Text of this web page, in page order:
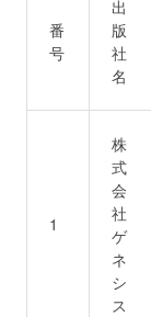
番
号
出
版
社
名
1
株
式
会
社
ゲ
ネ
シ
ス